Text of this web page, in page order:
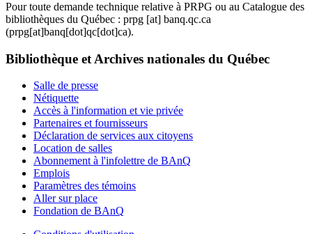
Pour toute demande technique relative à PRPG ou au Catalogue des
bibliothèques du Québec : prpg [at] banq.qc.ca
(prpg[at]banq[dot]qc[dot]ca).
Bibliothèque et Archives nationales du Québec
Salle de presse
Nétiquette
Accès à l'information et vie privée
Partenaires et fournisseurs
Déclaration de services aux citoyens
Location de salles
Abonnement à l'infolettre de BAnQ
Emplois
Paramètres des témoins
Aller sur place
Fondation de BAnQ